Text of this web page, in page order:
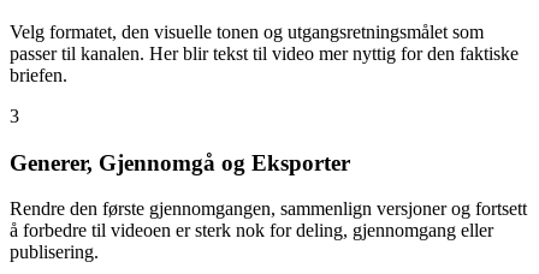
Velg formatet, den visuelle tonen og utgangsretningsmålet som
passer til kanalen. Her blir tekst til video mer nyttig for den faktiske
briefen.
3
Generer, Gjennomgå og Eksporter
Rendre den første gjennomgangen, sammenlign versjoner og fortsett
å forbedre til videoen er sterk nok for deling, gjennomgang eller
publisering.